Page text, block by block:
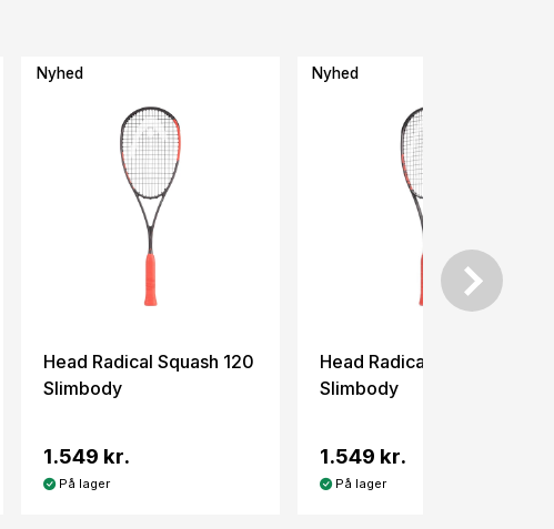
Nyhed
Head Radical Squash 120
Slimbody
1.549 kr.
På lager
Nyhed
Head Radical Squash 135
Slimbody
1.549 kr.
På lager